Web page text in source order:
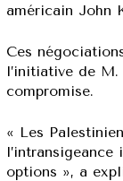
américain John
Ces
l’initiative de
compromise.
« Les
options », a